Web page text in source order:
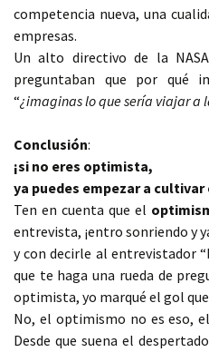
competencia nueva, una
empresas.
Un alto directivo de la
preguntaban que por qué
“¿imaginas lo que sería viajar a
Conclusión:
¡si no eres optimista,
ya puedes empezar a
Ten en cuenta que el
entrevista, ¡entro sonriendo y
y con decirle al entrevistador
que te haga una rueda de
optimista, yo marqué el gol
No, el optimismo no es eso,
Desde que suena el